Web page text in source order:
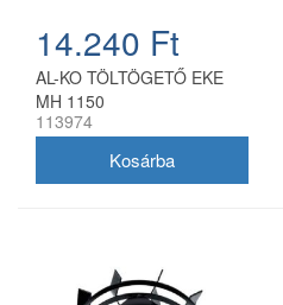
14.240 Ft
AL-KO TÖLTÖGETŐ EKE
MH 1150
113974